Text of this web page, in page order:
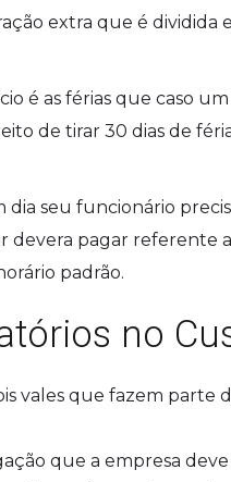
extra que é dividida
é as férias que caso
de tirar 30 dias de
dia seu funcionário
pagar referente
padrão.
no
vales que fazem parte
que a empresa